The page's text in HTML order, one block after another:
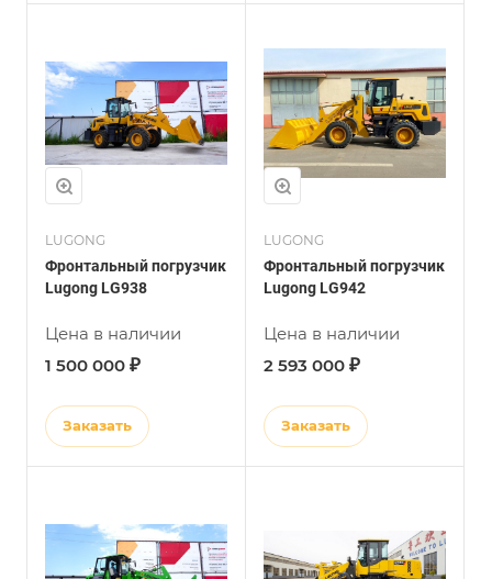
LUGONG
Фронтальный погрузчик
Lugong LG938
Цена в наличии
1 500 000 ₽
Заказать
LUGONG
Фронтальный погрузчик
Lugong LG942
Цена в наличии
2 593 000 ₽
Заказать